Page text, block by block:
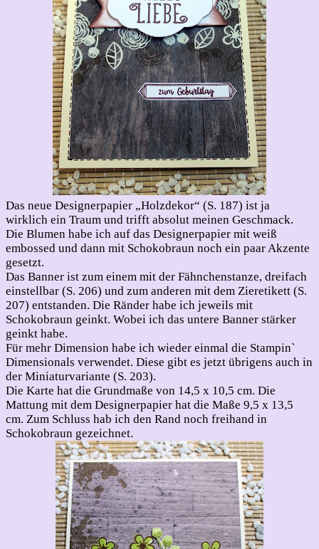
Das neue Designerpapier „Holzdekor“ (S. 187) ist ja
wirklich ein Traum und trifft absolut meinen Geschmack.
Die Blumen habe ich auf das Designerpapier mit weiß
embossed und dann mit Schokobraun noch ein paar Akzente
gesetzt.
Das Banner ist zum einem mit der Fähnchenstanze, dreifach
einstellbar (S. 206) und zum anderen mit dem Zieretikett (S.
207) entstanden. Die Ränder habe ich jeweils mit
Schokobraun geinkt. Wobei ich das untere Banner stärker
geinkt habe.
Für mehr Dimension habe ich wieder einmal die Stampin`
Dimensionals verwendet. Diese gibt es jetzt übrigens auch in
der Miniaturvariante (S. 203).
Die Karte hat die Grundmaße von 14,5 x 10,5 cm. Die
Mattung mit dem Designerpapier hat die Maße 9,5 x 13,5
cm. Zum Schluss hab ich den Rand noch freihand in
Schokobraun gezeichnet.